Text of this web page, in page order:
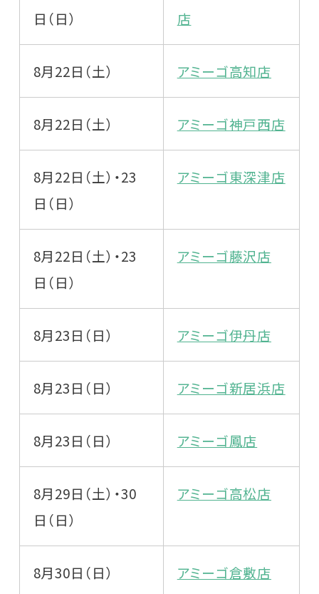
日（日）
店
8月22日（土） アミーゴ高知店
8月22日（土） アミーゴ神戸西店
8月22日（土）・23
日（日）
アミーゴ東深津店
8月22日（土）・23
日（日）
アミーゴ藤沢店
8月23日（日） アミーゴ伊丹店
8月23日（日） アミーゴ新居浜店
8月23日（日） アミーゴ鳳店
8月29日（土）・30
日（日）
アミーゴ高松店
8月30日（日） アミーゴ倉敷店